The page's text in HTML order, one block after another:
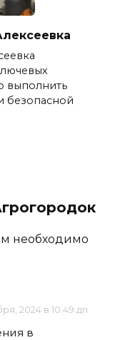
выполнить
безопасной
необходимо
2024 в 10:49 дп
в